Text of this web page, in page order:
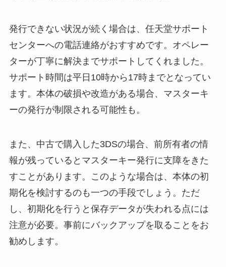
発行できない状況が続く場合は、任天堂サポート
センターへの電話連絡がおすすめです。オペレー
ターが丁寧に解決までサポートしてくれました。
サポート時間は平日10時から17時までとなってい
ます。本体の破損や改造がある場合、マスターキ
ーの発行が制限される可能性も。
また、中古で購入した3DSの場合、前所有者の情
報が残っているとマスターキー発行に支障をきた
すことがあります。このような場合は、本体の初
期化を検討するのも一つの手段でしょう。ただ
し、初期化を行うと保存データが失われる点には
注意が必要。事前にバックアップを取ることをお
勧めします。